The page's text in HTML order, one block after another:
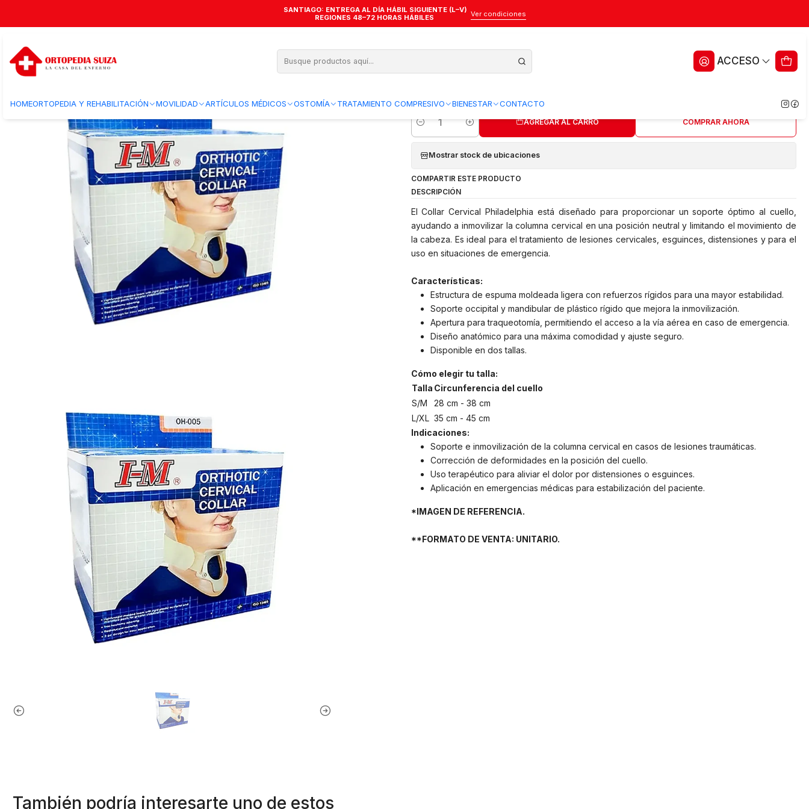
ACCESO
HOMEORTOPEDIA Y REHABILITACIÓN MOVILIDAD ARTÍCULOS MÉDICOS OSTOMÍA TRATAMIENTO COMPRESIVO BIENESTAR CONTACTO
SANTIAGO: ENTREGA AL DÍA HÁBIL SIGUIENTE (L–V)
REGIONES 48–72 HORAS HÁBILES
Ver condiciones
Collar Cervical Philadelphia - Tallas - I-M
Collar Cervical Philadelphia - Tallas - I-M
Cantidad
AGREGAR AL CARRO COMPRAR AHORA
Mostrar stock de ubicaciones
COMPARTIR ESTE PRODUCTO
DESCRIPCIÓN
El Collar Cervical Philadelphia está diseñado para proporcionar un soporte óptimo al cuello,
ayudando a inmovilizar la columna cervical en una posición neutral y limitando el movimiento de
la cabeza. Es ideal para el tratamiento de lesiones cervicales, esguinces, distensiones y para el
uso en situaciones de emergencia.
Características:
Estructura de espuma moldeada ligera con refuerzos rígidos para una mayor estabilidad.
Soporte occipital y mandibular de plástico rígido que mejora la inmovilización.
Apertura para traqueotomía, permitiendo el acceso a la vía aérea en caso de emergencia.
Diseño anatómico para una máxima comodidad y ajuste seguro.
Disponible en dos tallas.
Cómo elegir tu talla:
Talla Circunferencia del cuello
S/M
28 cm - 38 cm
L/XL 35 cm - 45 cm
Indicaciones:
Soporte e inmovilización de la columna cervical en casos de lesiones traumáticas.
Corrección de deformidades en la posición del cuello.
Uso terapéutico para aliviar el dolor por distensiones o esguinces.
Aplicación en emergencias médicas para estabilización del paciente.
*IMAGEN DE REFERENCIA.
**FORMATO DE VENTA: UNITARIO.
También podría interesarte uno de estos